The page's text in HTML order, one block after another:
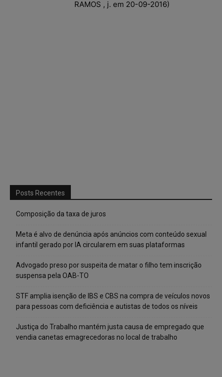
RAMOS , j. em 20-09-2016)
Posts Recentes
Composição da taxa de juros
Meta é alvo de denúncia após anúncios com conteúdo sexual
infantil gerado por IA circularem em suas plataformas
Advogado preso por suspeita de matar o filho tem inscrição
suspensa pela OAB-TO
STF amplia isenção de IBS e CBS na compra de veículos novos
para pessoas com deficiência e autistas de todos os níveis
Justiça do Trabalho mantém justa causa de empregado que
vendia canetas emagrecedoras no local de trabalho